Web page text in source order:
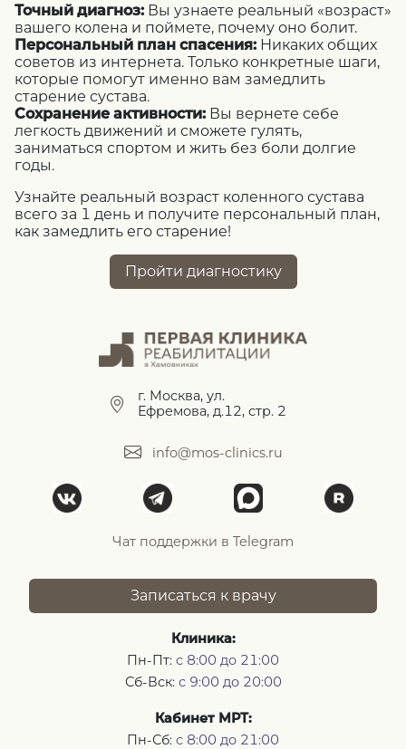
Точный диагноз: Вы узнаете реальный «возраст»
вашего колена и поймете, почему оно болит.
Персональный план спасения: Никаких общих
советов из интернета. Только конкретные шаги,
которые помогут именно вам замедлить
старение сустава.
Сохранение активности: Вы вернете себе
легкость движений и сможете гулять,
заниматься спортом и жить без боли долгие
годы.
Узнайте реальный возраст коленного сустава
всего за 1 день и получите персональный план,
как замедлить его старение!
Пройти диагностику
г. Москва, ул.
Ефремова, д.12, стр. 2
info@mos-clinics.ru
Чат поддержки в Telegram
Записаться к врачу
Клиника:
Пн-Пт: с 8:00 до 21:00
Сб-Вск: с 9:00 до 20:00
Кабинет МРТ:
Пн-Сб: с 8:00 до 21:00